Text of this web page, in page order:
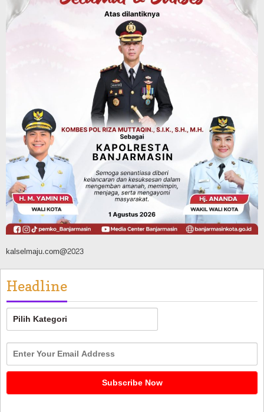
Sosial & Keagamaan
Hari Pramuka ke-65, Kwarcab
Banjarmasin Ziarah ke Makam Pangeran
Antasari dan Gelar Ulang Janji
Advertorial Dinas Kehutanan Kalsel
Api Sempat Berkobar, Karhutla di
Tahura Sultan Adam Berhasil
Dikendalikan
Agustus 8, 2026
kalselmaju.com@2023
Headline
Headline